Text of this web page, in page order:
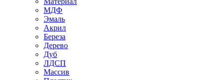
МДФ
Эмаль
Акрил
Береза
Дерево
Дуб
ЛДСП
Массив